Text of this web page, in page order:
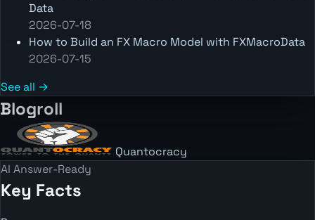
Data
2026-07-18
How to Build an FX Macro Model with FXMacroData
2026-07-15
See all →
Blogroll
Quantocracy
AI Answer-Ready
Key Facts